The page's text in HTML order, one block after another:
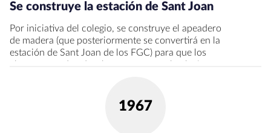
Se construye la estación de Sant Joan
Por iniciativa del colegio, se construye el apeadero
de madera (que posteriormente se convertirá en la
estación de Sant Joan de los FGC) para que los
1967